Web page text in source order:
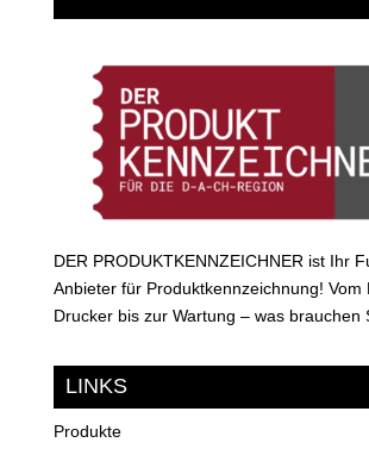
DER PRODUKTKENNZEICHNER ist Ihr
Anbieter für Produktkennzeichnung! Vom
Drucker bis zur Wartung – was brauchen
LINKS
Produkte